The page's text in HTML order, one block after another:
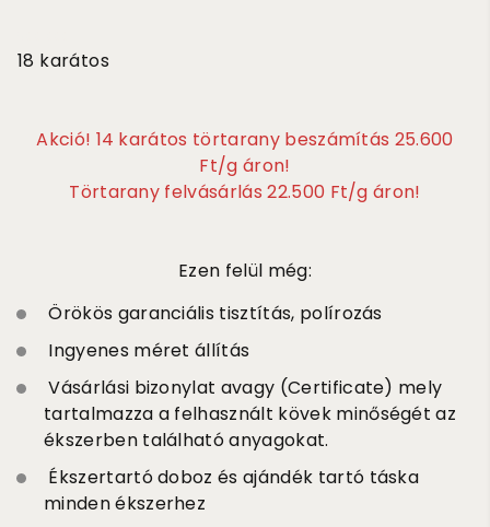
18 karátos
Akció! 14 karátos törtarany beszámítás 25.600
Ft/g áron!
Törtarany felvásárlás 22.500 Ft/g áron!
Ezen felül még:
Örökös garanciális tisztítás, polírozás
Ingyenes méret állítás
Vásárlási bizonylat avagy (Certificate) mely
tartalmazza a felhasznált kövek minőségét az
ékszerben található anyagokat.
Ékszertartó doboz és ajándék tartó táska
minden ékszerhez